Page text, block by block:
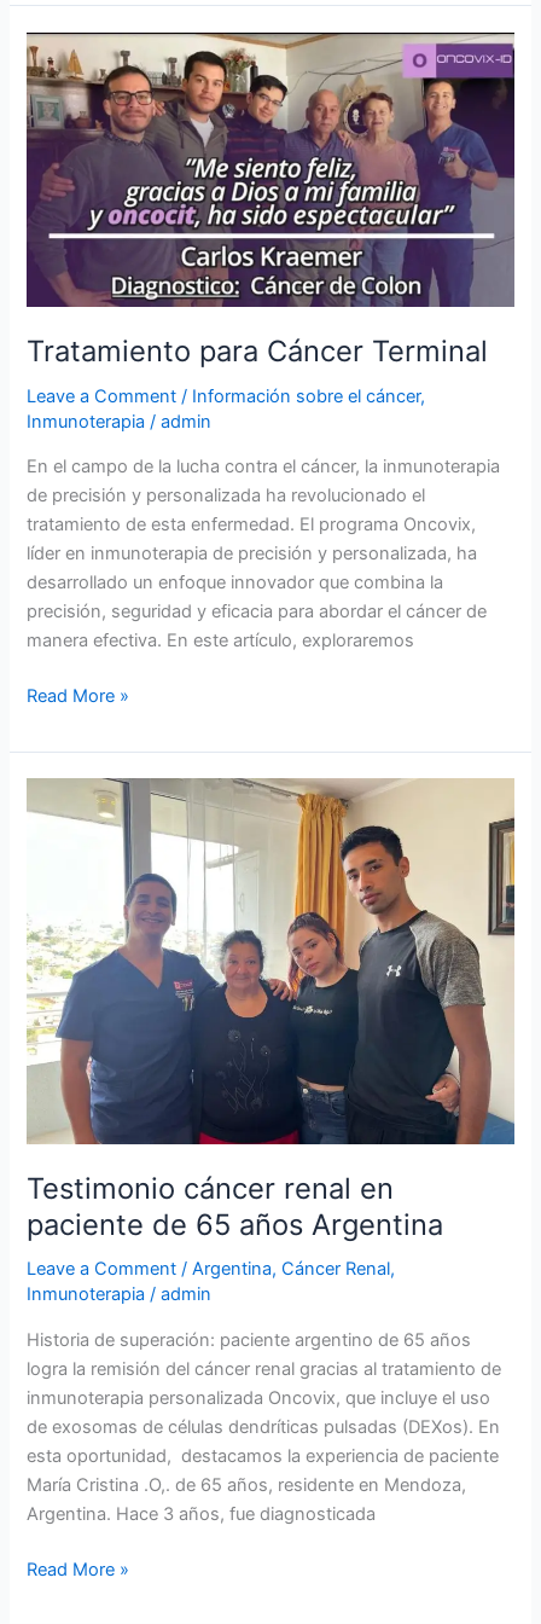
Tratamiento para Cáncer Terminal
Leave a Comment / Información sobre el cáncer,
Inmunoterapia /admin
En el campo de la lucha contra el cáncer, la inmunoterapia
de precisión y personalizada ha revolucionado el
tratamiento de esta enfermedad. El programa Oncovix,
líder en inmunoterapia de precisión y personalizada, ha
desarrollado un enfoque innovador que combina la
precisión, seguridad y eficacia para abordar el cáncer de
manera efectiva. En este artículo, exploraremos
Tratamiento
para
Cáncer
Terminal
Read More »
Testimonio cáncer renal en
paciente de 65 años Argentina
Leave a Comment /Argentina,Cáncer Renal,
Inmunoterapia /admin
Historia de superación: paciente argentino de 65 años
logra la remisión del cáncer renal gracias al tratamiento de
inmunoterapia personalizada Oncovix, que incluye el uso
de exosomas de células dendríticas pulsadas (DEXos). En
esta oportunidad, destacamos la experiencia de paciente
María Cristina .O,. de 65 años, residente en Mendoza,
Argentina. Hace 3 años, fue diagnosticada
Testimonio
cáncer
de
65
años
Argentina
Read More »